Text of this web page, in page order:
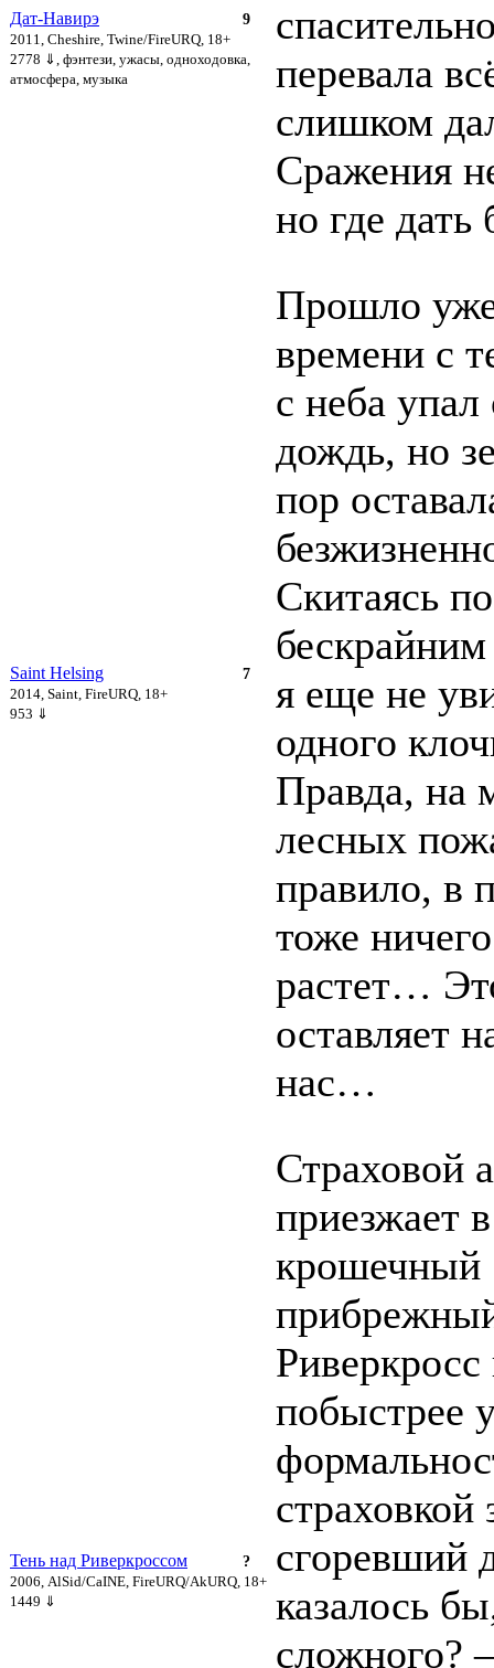
9
Дат-Навирэ
2011, Cheshire, Twine/FireURQ, 18+
2778 ⇓ , фэнтези, ужасы, одноходовка,
атмосфера, музыка
перевала
слишком
Сражения
но где дать
7
Saint Helsing
2014, Saint, FireURQ, 18+
953 ⇓
Прошло
времени с
с неба
дождь, но
пор
Скитаясь по
я еще не
одного
Правда, на
лесных
правило, в
тоже
растет…
оставляет
нас…
?
Тень над Риверкроссом
2006, AlSid/CaINE, FireURQ/AkURQ, 18+
1449 ⇓
Страховой
приезжает в
крошечный
побыстрее
страховкой
сгоревший
казалось
сложного?